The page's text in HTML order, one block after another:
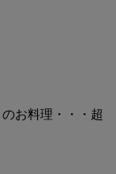
お料理・・・超